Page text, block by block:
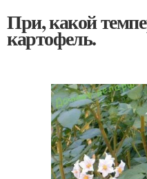
При, какой
картофель.